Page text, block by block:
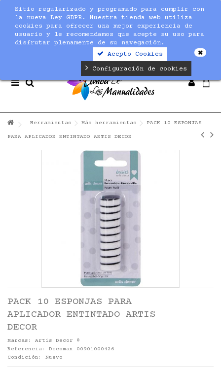
Notice : Undefined index: max_amount in
/home/nuevaltm/public_html/modules/sequracheckout/lib/
on line19
Sitio regularizado y programado para cumplir con
la nueva Ley GDPR. Nuestra tienda web utiliza
cookies para ofrecer una mejor experiencia de
usuario y le recomendamos que acepte su uso para
disfrutar plenamente de su navegación.
Acepto Cookies
Configuración de cookies
Herramientas Más herramientas PACK 10 ESPONJAS
PARA APLICADOR ENTINTADO ARTIS DECOR
PACK 10 ESPONJAS PARA
APLICADOR ENTINTADO ARTIS
DECOR
Marcas:
Artis Decor ®
Referencia:
Decoman 00901000426
Condición:
Nuevo